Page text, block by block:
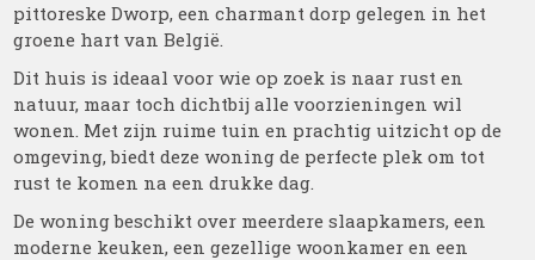
pittoreske Dworp, een charmant dorp gelegen in het
groene hart van België.
Dit huis is ideaal voor wie op zoek is naar rust en
natuur, maar toch dichtbij alle voorzieningen wil
wonen. Met zijn ruime tuin en prachtig uitzicht op de
omgeving, biedt deze woning de perfecte plek om tot
rust te komen na een drukke dag.
De woning beschikt over meerdere slaapkamers, een
moderne keuken, een gezellige woonkamer en een